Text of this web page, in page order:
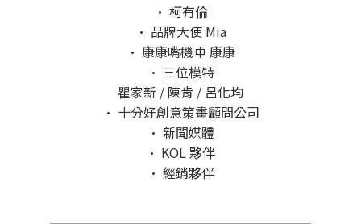
· 柯有倫
· 品牌大使 Mia
· 康康嘴機車 康康
· 三位模特
瞿家新 / 陳肯 / 呂化均
· 十分好創意策畫顧問公司
· 新聞媒體
· KOL 夥伴
· 經銷夥伴